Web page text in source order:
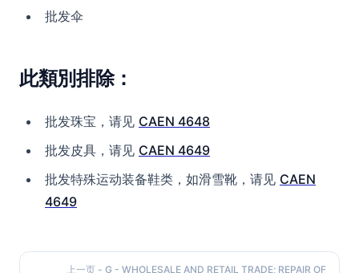
批发伞
此類別排除：
批发珠宝，请见 CAEN 4648
批发皮具，请见 CAEN 4649
批发特殊运动装备鞋类，如滑雪靴，请见 CAEN
4649
上一页 - G - WHOLESALE AND RETAIL TRADE; REPAIR OF